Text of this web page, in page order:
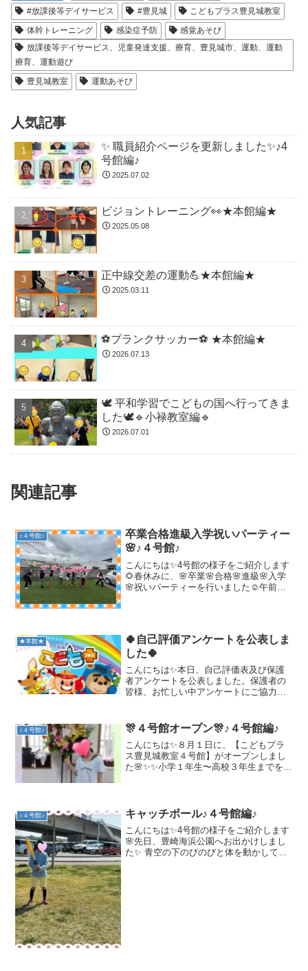
#放課後等デイサービス #豊見城
こどもプラス豊見城教室
体幹トレーニング
感染症予防
感覚あそび
放課後等デイサービス、児童発達支援、療育、豊見城市、運動、運動
療育、運動遊び
豊見城教室
運動あそび
人気記事
✨ 職員紹介ページを更新しました✨♪4
号館編♪
2025.07.02
ビジョントレーニング👀★本館編★
2025.05.08
正中線交差の運動💪★本館編★
2025.03.11
⚽️プランクサッカー⚽️ ★本館編★
2026.07.13
🕊️ 平和学習でこどもの国へ行ってきま
した🕊️🔹小禄教室編🔹
2026.07.01
関連記事
♪４号館♪
卒業合格進級入学祝いパーティー
🌸♪４号館♪
こんにちは✨4号館の様子をご紹介します
🌻春休みに、🌸卒業🌸合格🌸進級🌸入学
🌸祝いパーティーを行いました☺️午前中
★本館★
🍀自己評価アンケートを公表しま
した🍀
こんにちは✨本日、自己評価表及び保護
者アンケートを公表しました。保護者の
皆様、お忙しい中アンケートにご協力い
切なお子様の療育に努めさせたいただき
たいと思いますので、よろ...
♪４号館♪ 🎊４号館オープン🎊♪４号館編♪
こんにちは✨８月１日に、【こどもプラ
ス豊見城教室４号館】がオープンしまし
た🌸✨✨小学１年生〜高校３年生までを対
始め、工作や運動遊び...
♪４号館♪ キャッチボール♪４号館編♪
こんにちは✨4号館の様子をご紹介します
🌸先日、豊崎海浜公園へお出かけしまし
た✨ 青空の下のびのびと体を動かしてい